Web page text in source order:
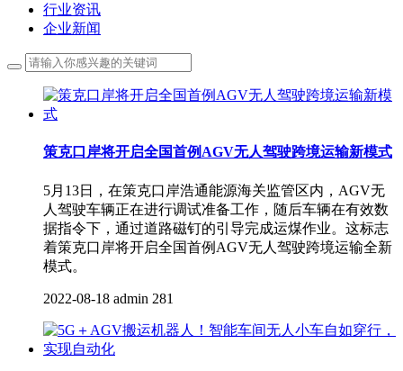
行业资讯
企业新闻
策克口岸将开启全国首例AGV无人驾驶跨境运输新模式
5月13日，在策克口岸浩通能源海关监管区内，AGV无
人驾驶车辆正在进行调试准备工作，随后车辆在有效数
据指令下，通过道路磁钉的引导完成运煤作业。这标志
着策克口岸将开启全国首例AGV无人驾驶跨境运输全新
模式。
2022-08-18 admin 281